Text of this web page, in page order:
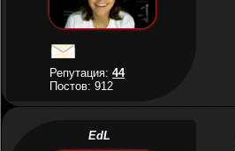
Репутация:44
Постов: 912
EdL